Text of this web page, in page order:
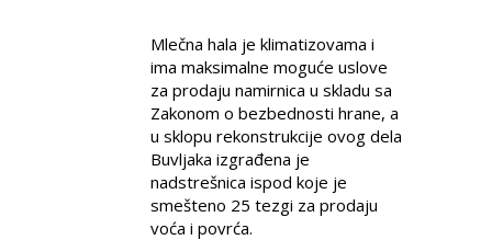
Mlečna hala je klimatizovama i
ima maksimalne moguće uslove
za prodaju namirnica u skladu sa
Zakonom o bezbednosti hrane, a
u sklopu rekonstrukcije ovog dela
Buvljaka izgrađena je
nadstrešnica ispod koje je
smešteno 25 tezgi za prodaju
voća i povrća.